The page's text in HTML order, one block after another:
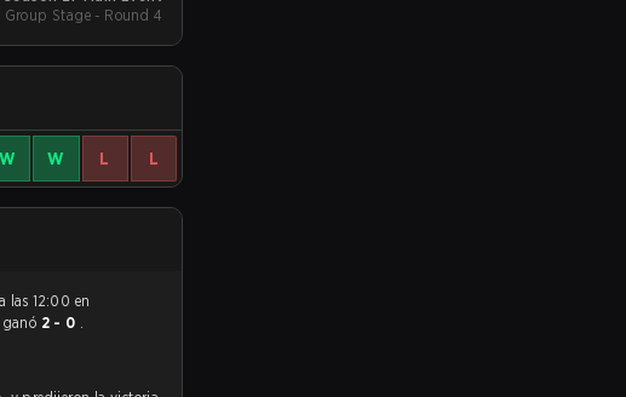
Group Stage - Round 4
W W L L
las 12:00 en
ganó 2 - 0 .